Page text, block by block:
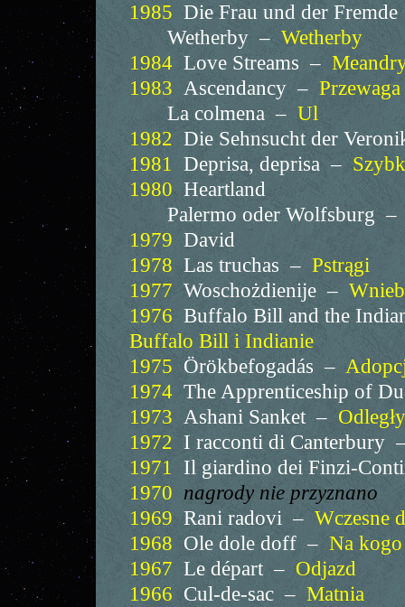
1985 Die Frau und der
Wetherby – Wetherby
1984 Love Streams –
1983 Ascendancy – Przewaga
La colmena – Ul
1982 Die Sehnsucht der
1981 Deprisa, deprisa –
1980 Heartland
Palermo oder Wolfsburg –
1979 David
1978 Las truchas – Pstrągi
1977 Woschożdienije –
1976 Buffalo Bill and the
Buffalo Bill i Indianie
1975 Örökbefogadás –
1974 The Apprenticeship of
1973 Ashani Sanket –
1972 I racconti di Canterbury
1971 Il giardino dei Finzi-
1970 nagrody nie przyznano
1969 Rani radovi – Wczesne
1968 Ole dole doff – Na
1967 Le départ – Odjazd
1966 Cul-de-sac – Matnia